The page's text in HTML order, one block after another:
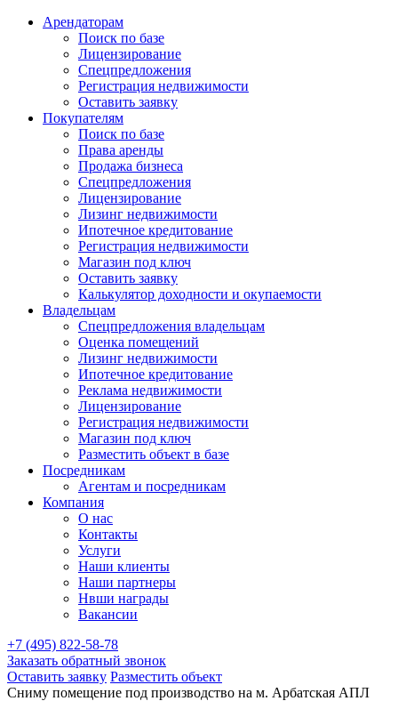
Арендаторам
Поиск по базе
Лицензирование
Спецпредложения
Регистрация недвижимости
Оставить заявку
Покупателям
Поиск по базе
Права аренды
Продажа бизнеса
Спецпредложения
Лицензирование
Лизинг недвижимости
Ипотечное кредитование
Регистрация недвижимости
Магазин под ключ
Оставить заявку
Калькулятор доходности и окупаемости
Владельцам
Спецпредложения владельцам
Оценка помещений
Лизинг недвижимости
Ипотечное кредитование
Реклама недвижимости
Лицензирование
Регистрация недвижимости
Магазин под ключ
Разместить объект в базе
Посредникам
Агентам и посредникам
Компания
О нас
Контакты
Услуги
Наши клиенты
Наши партнеры
Нвши награды
Вакансии
+7 (495) 822-58-78
Заказать обратный звонок
Оставить заявку Разместить объект
Сниму помещение под производство на м. Арбатская АПЛ